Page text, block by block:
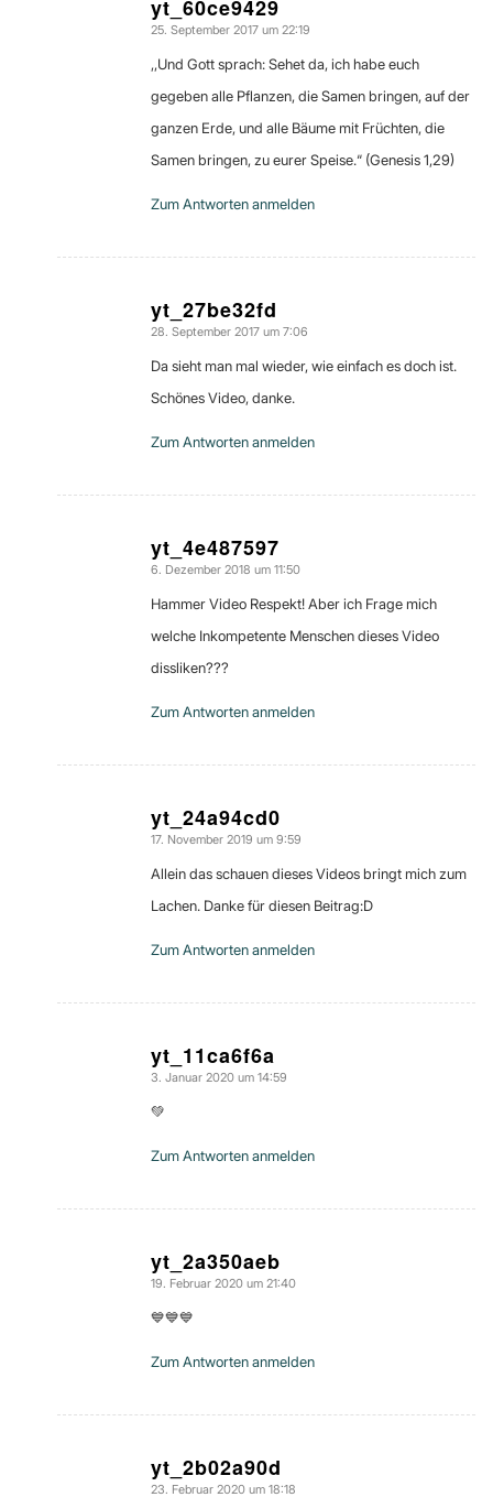
yt_60ce9429
sagte:
25. September 2017 um 22:19
,,Und Gott sprach: Sehet da, ich habe euch
gegeben alle Pflanzen, die Samen bringen, auf der
ganzen Erde, und alle Bäume mit Früchten, die
Samen bringen, zu eurer Speise.“ (Genesis 1,29)
Zum Antworten anmelden
yt_27be32fd
sagte:
28. September 2017 um 7:06
Da sieht man mal wieder, wie einfach es doch ist.
Schönes Video, danke.
Zum Antworten anmelden
yt_4e487597
sagte:
6. Dezember 2018 um 11:50
Hammer Video Respekt! Aber ich Frage mich
welche Inkompetente Menschen dieses Video
dissliken???
Zum Antworten anmelden
yt_24a94cd0
sagte:
17. November 2019 um 9:59
Allein das schauen dieses Videos bringt mich zum
Lachen. Danke für diesen Beitrag:D
Zum Antworten anmelden
yt_11ca6f6a
sagte:
3. Januar 2020 um 14:59
💚
Zum Antworten anmelden
yt_2a350aeb
sagte:
19. Februar 2020 um 21:40
💙💙💙
Zum Antworten anmelden
yt_2b02a90d
sagte:
23. Februar 2020 um 18:18